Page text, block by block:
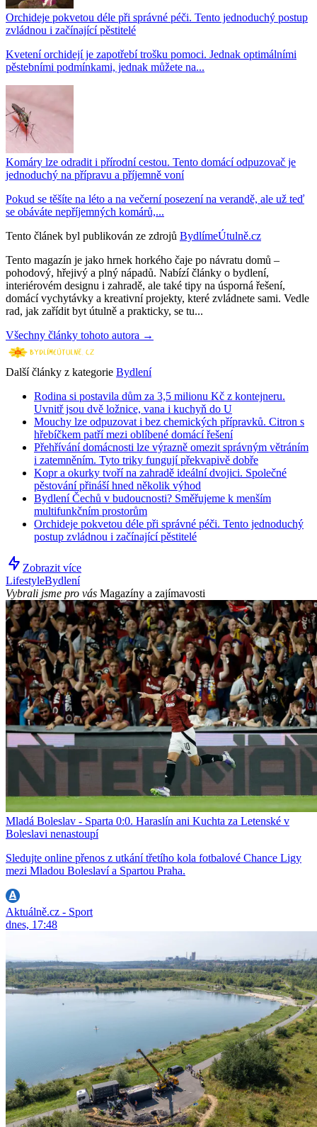
Orchideje pokvetou déle při správné péči. Tento jednoduchý postup
zvládnou i začínající pěstitelé
Kvetení orchidejí je zapotřebí trošku pomoci. Jednak optimálními
pěstebními podmínkami, jednak můžete na...
Komáry lze odradit i přírodní cestou. Tento domácí odpuzovač je
jednoduchý na přípravu a příjemně voní
Pokud se těšíte na léto a na večerní posezení na verandě, ale už teď
se obáváte nepříjemných komárů,...
Tento článek byl publikován ze zdrojů BydlímeÚtulně.cz
Tento magazín je jako hrnek horkého čaje po návratu domů –
pohodový, hřejivý a plný nápadů. Nabízí články o bydlení,
interiérovém designu i zahradě, ale také tipy na úsporná řešení,
domácí vychytávky a kreativní projekty, které zvládnete sami. Vedle
rad, jak zařídit byt útulně a prakticky, se tu...
Všechny články tohoto autora →
Další články z kategorie Bydlení
Rodina si postavila dům za 3,5 milionu Kč z kontejneru.
Uvnitř jsou dvě ložnice, vana i kuchyň do U
Mouchy lze odpuzovat i bez chemických přípravků. Citron s
hřebíčkem patří mezi oblíbené domácí řešení
Přehřívání domácnosti lze výrazně omezit správným větráním
i zatemněním. Tyto triky fungují překvapivě dobře
Kopr a okurky tvoří na zahradě ideální dvojici. Společné
pěstování přináší hned několik výhod
Bydlení Čechů v budoucnosti? Směřujeme k menším
multifunkčním prostorům
Orchideje pokvetou déle při správné péči. Tento jednoduchý
postup zvládnou i začínající pěstitelé
Zobrazit více
LifestyleBydlení
Vybrali jsme pro vás Magazíny a zajímavosti
Mladá Boleslav - Sparta 0:0. Haraslín ani Kuchta za Letenské v
Boleslavi nenastoupí
Sledujte online přenos z utkání třetího kola fotbalové Chance Ligy
mezi Mladou Boleslaví a Spartou Praha.
Aktuálně.cz - Sport
dnes, 17:48